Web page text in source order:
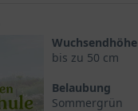
Wuchsendhöhe
bis zu 50 cm
Belaubung
Sommergrün